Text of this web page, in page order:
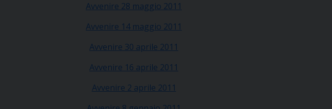
Avvenire 28 maggio 2011
Avvenire 14 maggio 2011
Avvenire 30 aprile 2011
Avvenire 16 aprile 2011
Avvenire 2 aprile 2011